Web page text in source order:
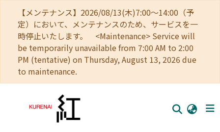
【メンテナンス】2026/08/13(木)7:00～14:00（予
定）において、メンテナンスのため、サービスを一
時停止いたします。 <Maintenance> Service will
be temporarily unavailable from 7:00 AM to 2:00
PM (tentative) on Thursday, August 13, 2026 due
to maintenance.